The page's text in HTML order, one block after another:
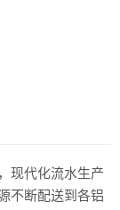
现代化流水生产
不断配送到各铝